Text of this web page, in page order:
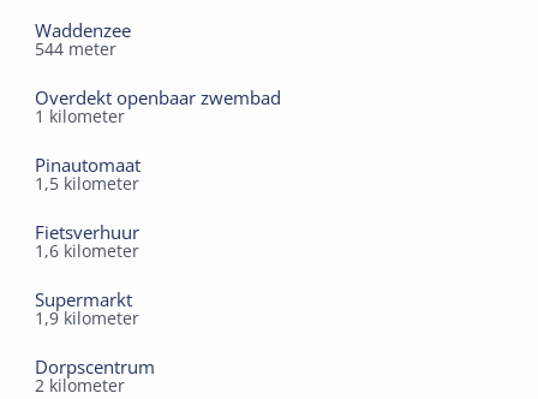
Waddenzee
544 meter
Overdekt openbaar zwembad
1 kilometer
Pinautomaat
1,5 kilometer
Fietsverhuur
1,6 kilometer
Supermarkt
1,9 kilometer
Dorpscentrum
2 kilometer